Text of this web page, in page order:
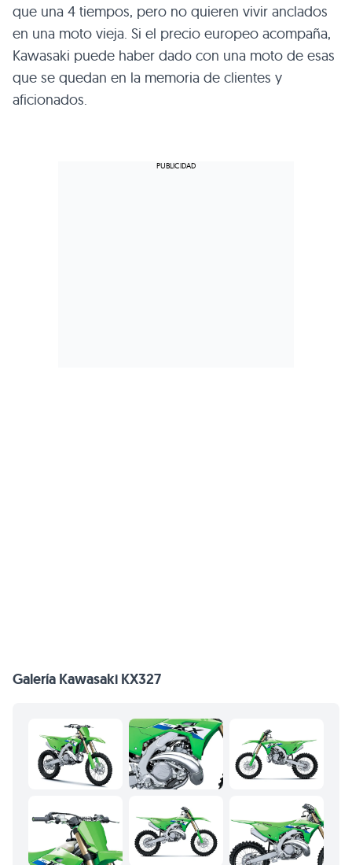
que una 4 tiempos, pero no quieren vivir anclados
en una moto vieja. Si el precio europeo acompaña,
Kawasaki puede haber dado con una moto de esas
que se quedan en la memoria de clientes y
aficionados.
Galería Kawasaki KX327